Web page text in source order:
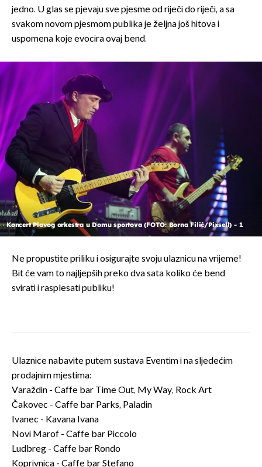
jedno. U glas se pjevaju sve pjesme od riječi do riječi, a sa
svakom novom pjesmom publika je željna još hitova i
uspomena koje evocira ovaj bend.
Koncert Plavog orkestra u Domu sportova (FOTO: Borna Filić/Pixsell) - 1
Ne propustite priliku i osigurajte svoju ulaznicu na vrijeme!
Bit će vam to najljepših preko dva sata koliko će bend
svirati i rasplesati publiku!
Ulaznice nabavite putem sustava Eventim i na sljedećim
prodajnim mjestima:
Varaždin - Caffe bar Time Out, My Way, Rock Art
Čakovec - Caffe bar Parks, Paladin
Ivanec - Kavana Ivana
Novi Marof - Caffe bar Piccolo
Ludbreg - Caffe bar Rondo
Koprivnica - Caffe bar Stefano